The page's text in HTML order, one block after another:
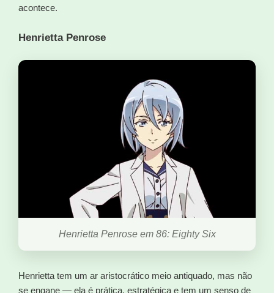
acontece.
Henrietta Penrose
Henrietta Penrose em 86: Eighty Six
Henrietta tem um ar aristocrático meio antiquado, mas não
se engane — ela é prática, estratégica e tem um senso de